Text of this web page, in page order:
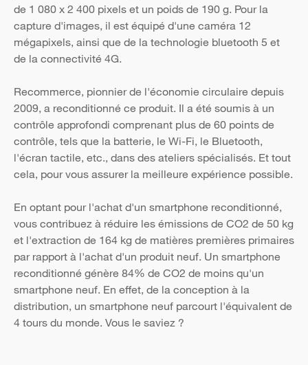
de 1 080 x 2 400 pixels et un poids de 190 g. Pour la
capture d'images, il est équipé d'une caméra 12
mégapixels, ainsi que de la technologie bluetooth 5 et
de la connectivité 4G.
Recommerce, pionnier de l'économie circulaire depuis
2009, a reconditionné ce produit. Il a été soumis à un
contrôle approfondi comprenant plus de 60 points de
contrôle, tels que la batterie, le Wi-Fi, le Bluetooth,
l'écran tactile, etc., dans des ateliers spécialisés. Et tout
cela, pour vous assurer la meilleure expérience possible.
En optant pour l'achat d'un smartphone reconditionné,
vous contribuez à réduire les émissions de CO2 de 50 kg
et l'extraction de 164 kg de matières premières primaires
par rapport à l'achat d'un produit neuf. Un smartphone
reconditionné génère 84% de CO2 de moins qu'un
smartphone neuf. En effet, de la conception à la
distribution, un smartphone neuf parcourt l'équivalent de
4 tours du monde. Vous le saviez ?